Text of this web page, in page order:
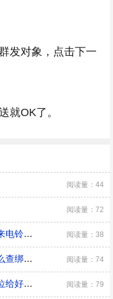
发对象，点击下一
就OK了。
阅读量：44
阅读量：72
怎么设置微信来电铃声怎么设置微信来电铃声方法 阅读量：38
怎么查微信绑定的银行卡号微信里怎么查绑定的银行卡号 阅读量：74
微信怎么发定位给好友微信怎么发定位给好友方法 阅读量：79